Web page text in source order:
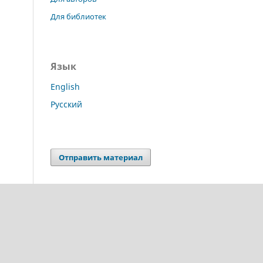
Для библиотек
Язык
English
Русский
Отправить материал